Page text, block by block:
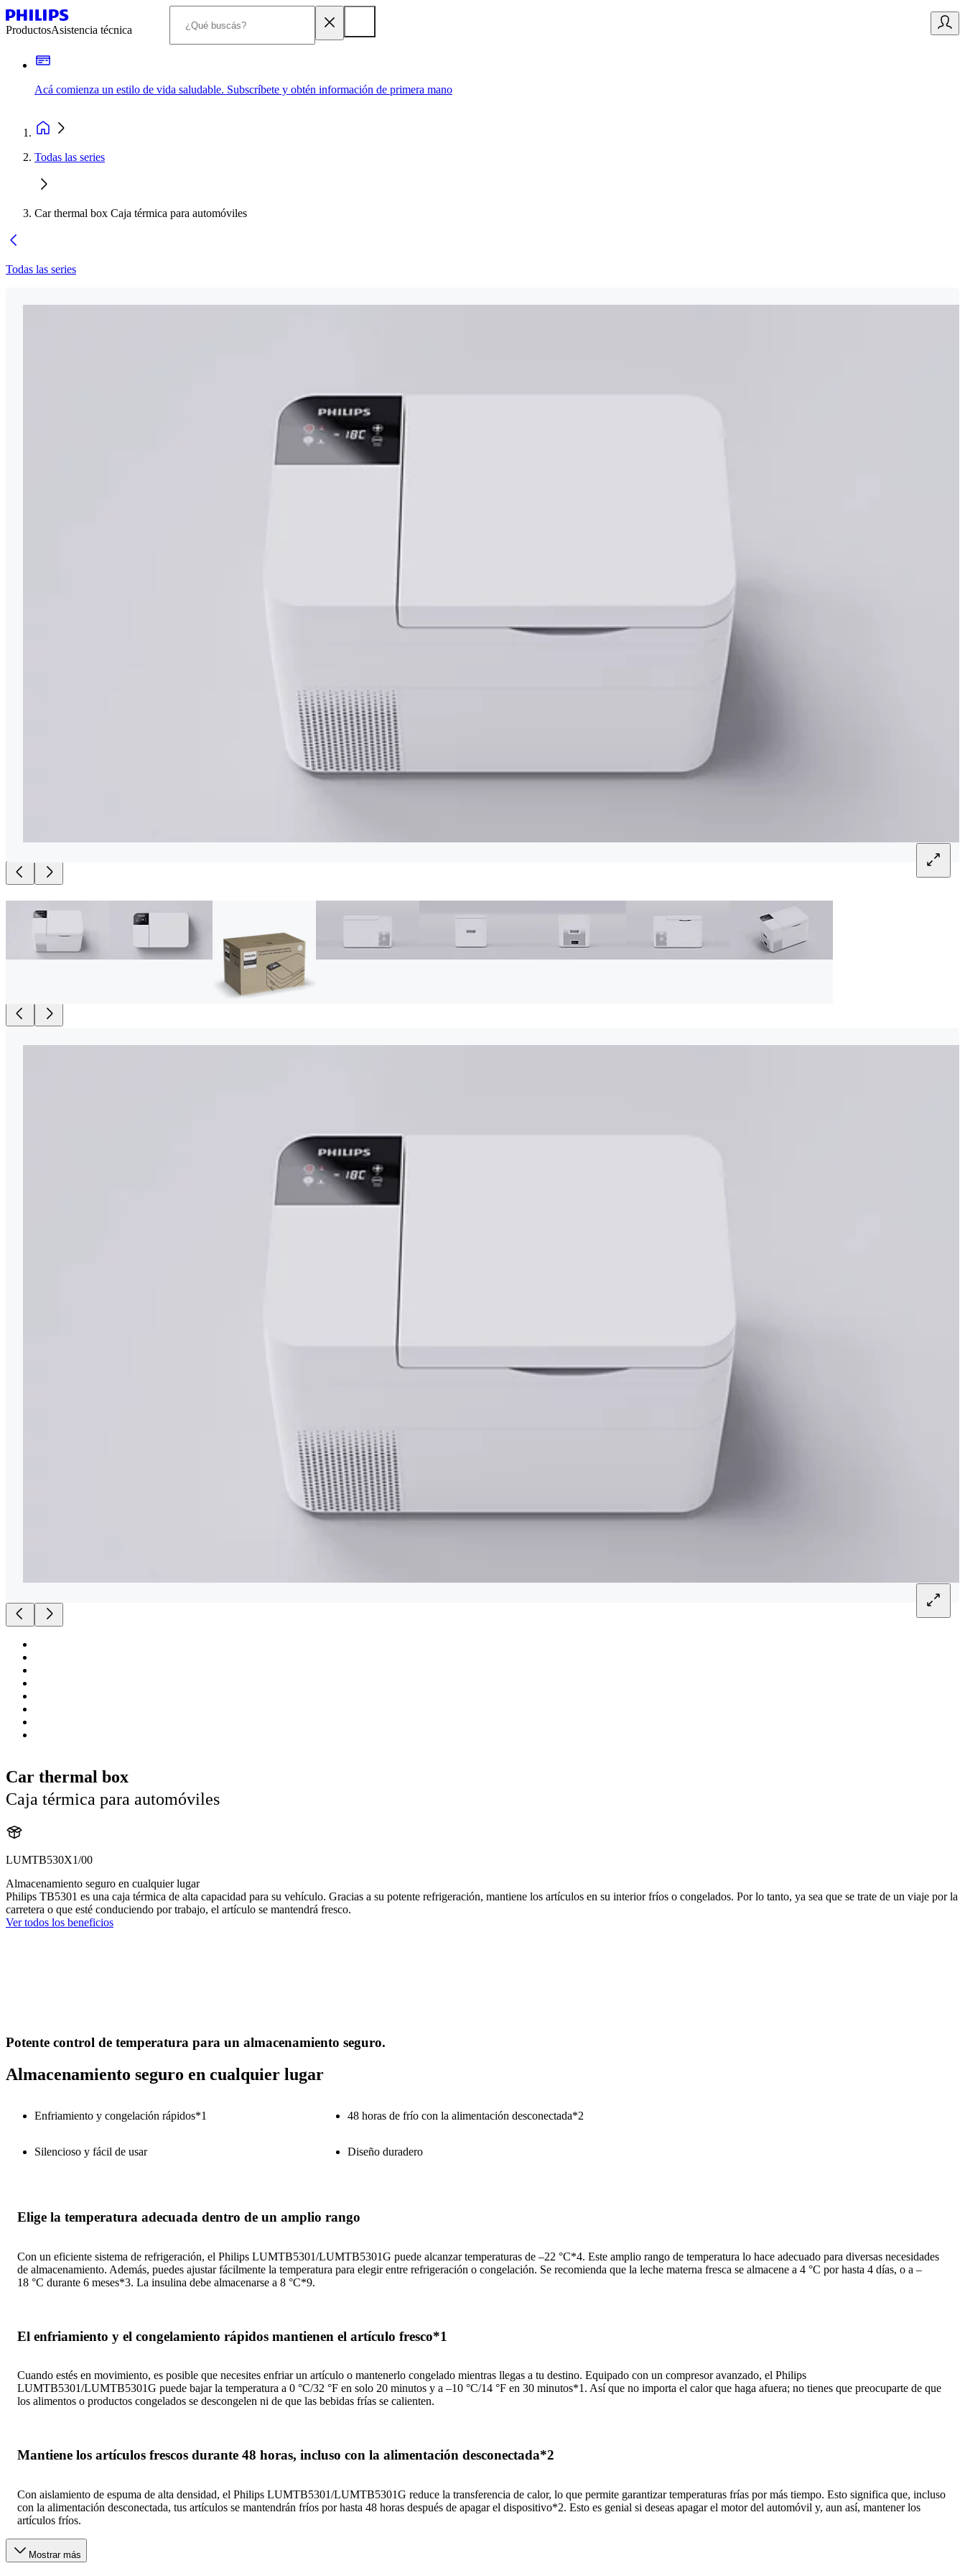
ProductosAsistencia técnica
Acá comienza un estilo de vida saludable. Subscríbete y obtén información de primera mano
Todas las series
Car thermal box Caja térmica para automóviles
Todas las series
Car thermal box
Caja térmica para automóviles
LUMTB530X1/00
Almacenamiento seguro en cualquier lugar
Philips TB5301 es una caja térmica de alta capacidad para su vehículo. Gracias a su potente refrigeración, mantiene los artículos en su interior fríos o congelados. Por lo tanto, ya sea que se trate de un viaje por la
carretera o que esté conduciendo por trabajo, el artículo se mantendrá fresco.
Ver todos los beneficios
Potente control de temperatura para un almacenamiento seguro.
Almacenamiento seguro en cualquier lugar
Enfriamiento y congelación rápidos*1 48 horas de frío con la alimentación desconectada*2
Silencioso y fácil de usar Diseño duradero
Elige la temperatura adecuada dentro de un amplio rango
Con un eficiente sistema de refrigeración, el Philips LUMTB5301/LUMTB5301G puede alcanzar temperaturas de –22 °C*4. Este amplio rango de temperatura lo hace adecuado para diversas necesidades
de almacenamiento. Además, puedes ajustar fácilmente la temperatura para elegir entre refrigeración o congelación. Se recomienda que la leche materna fresca se almacene a 4 °C por hasta 4 días, o a –
18 °C durante 6 meses*3. La insulina debe almacenarse a 8 °C*9.
El enfriamiento y el congelamiento rápidos mantienen el artículo fresco*1
Cuando estés en movimiento, es posible que necesites enfriar un artículo o mantenerlo congelado mientras llegas a tu destino. Equipado con un compresor avanzado, el Philips
LUMTB5301/LUMTB5301G puede bajar la temperatura a 0 °C/32 °F en solo 20 minutos y a –10 °C/14 °F en 30 minutos*1. Así que no importa el calor que haga afuera; no tienes que preocuparte de que
los alimentos o productos congelados se descongelen ni de que las bebidas frías se calienten.
Mantiene los artículos frescos durante 48 horas, incluso con la alimentación desconectada*2
Con aislamiento de espuma de alta densidad, el Philips LUMTB5301/LUMTB5301G reduce la transferencia de calor, lo que permite garantizar temperaturas frías por más tiempo. Esto significa que, incluso
con la alimentación desconectada, tus artículos se mantendrán fríos por hasta 48 horas después de apagar el dispositivo*2. Esto es genial si deseas apagar el motor del automóvil y, aun así, mantener los
artículos fríos.
Mostrar más